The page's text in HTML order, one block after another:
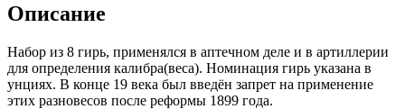
Описание
Набор из 8 гирь, применялся в аптечном деле и в артиллерии
для определения калибра(веса). Номинация гирь указана в
унциях. В конце 19 века был введён запрет на применение
этих разновесов после реформы 1899 года.